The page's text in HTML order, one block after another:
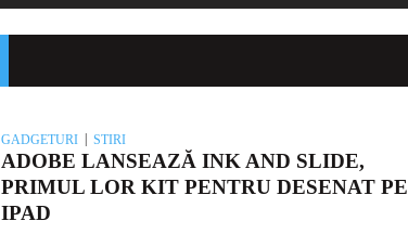
GADGETURI STIRI
ADOBE LANSEAZĂ INK AND SLIDE,
PRIMUL LOR KIT PENTRU DESENAT PE
IPAD